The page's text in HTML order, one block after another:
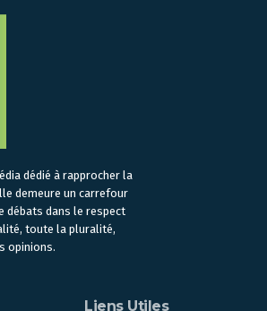
dédié à rapprocher la
demeure un carrefour
débats dans le respect
toute la pluralité,
opinions.
Liens Utiles